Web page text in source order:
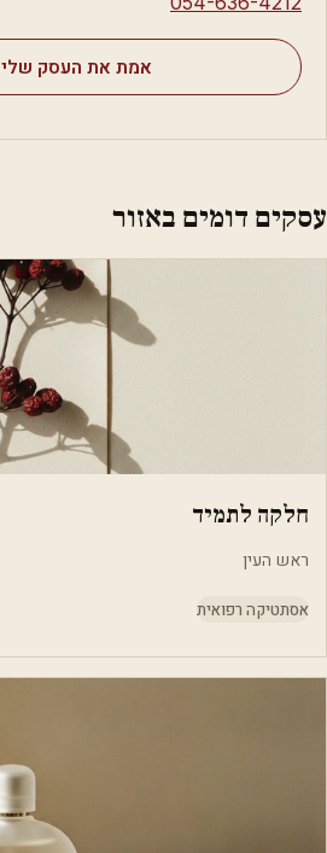
אמת את העסק שלי
עסקים דומים באזור
חלקה לתמיד
ראש העין
אסתטיקה רפואית